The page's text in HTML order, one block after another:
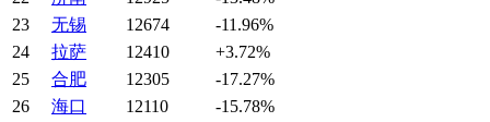
23
无锡 12674
-11.96%
24
拉萨 12410
+3.72%
25
合肥 12305
-17.27%
26
海口 12110
-15.78%